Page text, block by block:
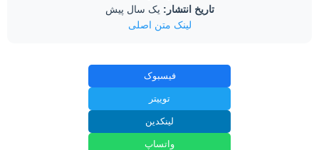
تاریخ انتشار: یک سال پیش
لینک متن اصلی
فیسبوک
توییتر
لینکدین
واتساپ